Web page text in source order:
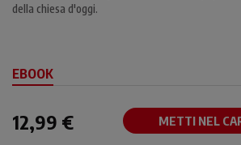
della chiesa d'oggi.
EBOOK
12,99 € METTI NEL